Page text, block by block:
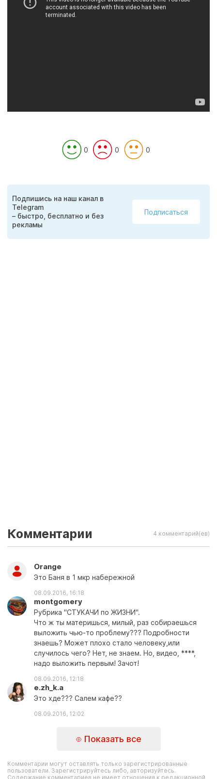
0 0 0
Подпишись на наш канал в
Telegram
– быстро, бесплатно и без
рекламы
Подписаться
Комментарии 4 комментарий(ев)
Orange
Это Баня в 1 мкр набережной
08.09.2016, 16:18
montgomery
Рубрика "СТУКАЧИ по ЖИЗНИ".
Что ж ты материшься, милый, раз собираешься
выложить чью-то проблему??? Подробности
знаешь? Может плохо стало человеку,или
случилось чего? Нет, не знаем. Но, видео, ****,
надо выложить первым! Зачот!
08.09.2016, 12:18
e.zh_k.a
Это хде??? Салем кафе??
08.09.2016, 12:02
Показать все
Комментарии могут оставлять только зарегистрированные
пользователи. Зарегистрируйтесь либо, авторизуйтесь.
Содержание комментариев не имеет отношения к редакционной